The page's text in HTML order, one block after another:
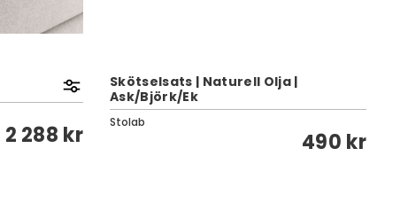
2 288 kr
Skötselsats | Naturell Olja |
Ask/Björk/Ek
Stolab
490 kr